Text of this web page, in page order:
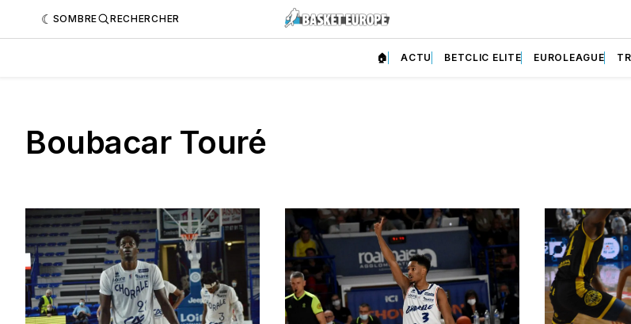
SOMBRE RECHERCHER
🏠 ACTU BETCLIC ELITE EUROLEAGUE
Boubacar Touré